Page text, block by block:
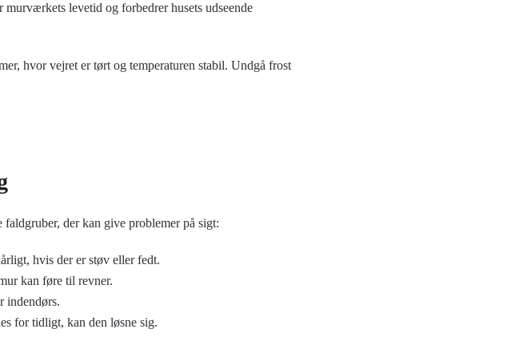
levetid og forbedrer husets udseende
hvor vejret er tørt og temperaturen stabil. Undgå frost
der kan give problemer på sigt:
hvis der er støv eller fedt.
kan føre til revner.
indendørs.
for tidligt, kan den løsne sig.